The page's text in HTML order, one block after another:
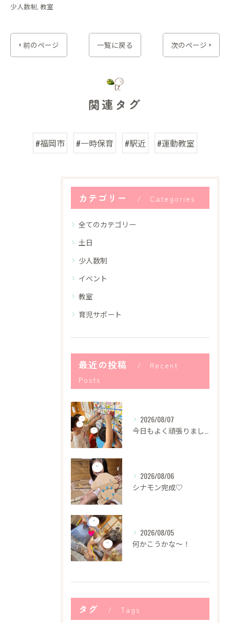
少人数制 教室
< 前のページ 一覧に戻る 次のページ >
関連タグ
#福岡市 #一時保育 #駅近 #運動教室
カテゴリー Categories
全てのカテゴリー
土日
少人数制
イベント
教室
育児サポート
最近の投稿
Recent
Posts
2026/08/07
2026/08/06
シナモン完成♡
2026/08/05
何かこうかな〜！
タグ Tags